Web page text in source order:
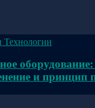
Технологии
и принцип